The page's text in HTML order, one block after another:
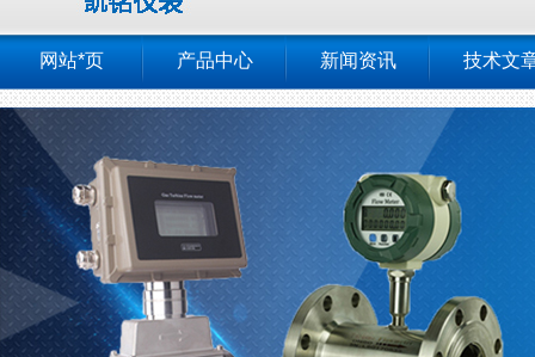
网站*页 产品中心 新闻资讯 技术文